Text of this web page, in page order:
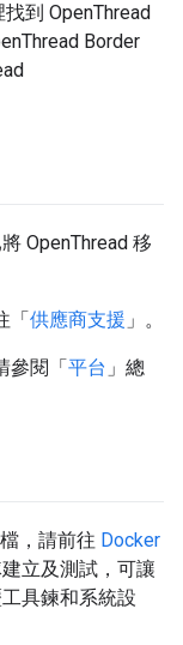
到 OpenThread
Border
OpenThread 移
「 供應商支援 」。
閱「 平台 」總
，請前往 Docker
立及測試，可讓
具鍊和系統設